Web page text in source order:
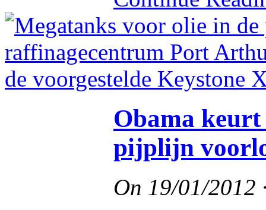
Obama
pijplijn
On 19/01/2012